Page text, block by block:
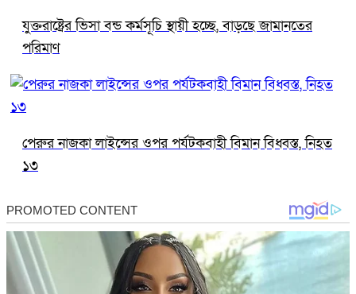
যুক্তরাষ্ট্রের ভিসা বন্ড কর্মসূচি স্থায়ী হচ্ছে, বাড়ছে জামানতের
পরিমাণ
পেরুর নাজকা লাইন্সের ওপর পর্যটকবাহী বিমান বিধ্বস্ত, নিহত
১৩